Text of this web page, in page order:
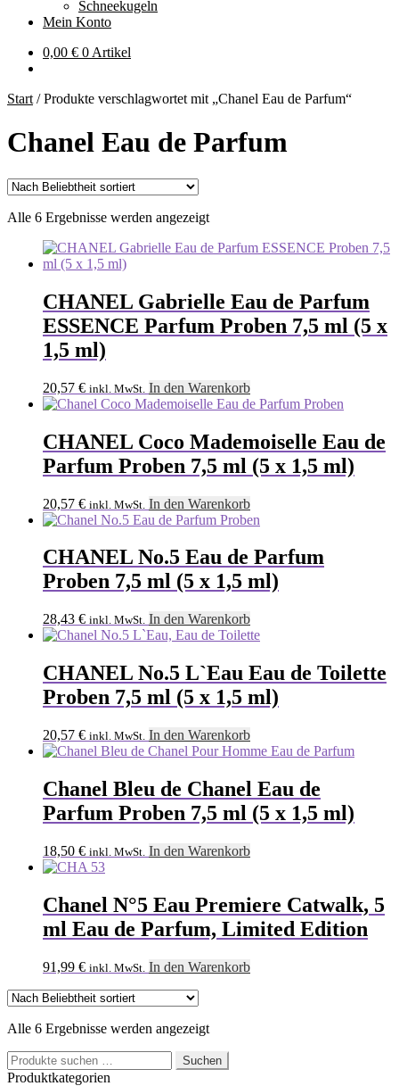
Schneekugeln
Mein Konto
0,00 € 0 Artikel
Start /Produkte verschlagwortet mit „Chanel Eau de Parfum“
Chanel Eau de Parfum
Alle 6 Ergebnisse werden angezeigtNach
sortiert
CHANEL Gabrielle Eau de Parfum
ESSENCE Parfum Proben 7,5 ml (5 x
1,5 ml)
20,57 € inkl. MwSt. In den Warenkorb
CHANEL Coco Mademoiselle Eau de
Parfum Proben 7,5 ml (5 x 1,5 ml)
20,57 € inkl. MwSt. In den Warenkorb
CHANEL No.5 Eau de Parfum
Proben 7,5 ml (5 x 1,5 ml)
28,43 € inkl. MwSt. In den Warenkorb
CHANEL No.5 L`Eau Eau de Toilette
Proben 7,5 ml (5 x 1,5 ml)
20,57 € inkl. MwSt. In den Warenkorb
Chanel Bleu de Chanel Eau de
Parfum Proben 7,5 ml (5 x 1,5 ml)
18,50 € inkl. MwSt. In den Warenkorb
Chanel N°5 Eau Premiere Catwalk, 5
ml Eau de Parfum, Limited Edition
91,99 € inkl. MwSt. In den Warenkorb
Alle 6 Ergebnisse werden angezeigtNach
sortiert
Suchen
nach:
Suchen
Produktkategorien